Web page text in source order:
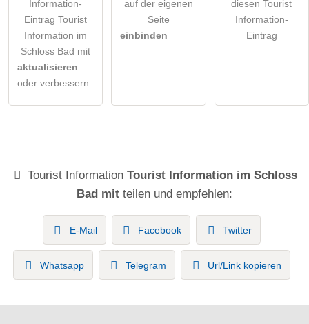
Information-
Eintrag Tourist
Information im
Schloss Bad mit
aktualisieren
oder verbessern
auf der eigenen
Seite
einbinden
diesen Tourist
Information-
Eintrag
Tourist InformationTourist Information im Schloss
Bad mit teilen und empfehlen:
E-Mail Facebook Twitter
Whatsapp Telegram Url/Link kopieren